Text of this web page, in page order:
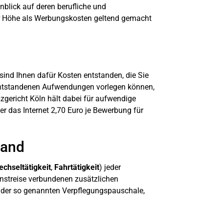
auf deren berufliche und
als Werbungskosten geltend gemacht
Ihnen dafür Kosten entstanden, die Sie
Aufwendungen vorlegen können,
Köln hält dabei für aufwendige
das Internet 2,70 Euro je Bewerbung für
, Fahrtätigkeit) jeder
verbundenen zusätzlichen
so genannten Verpflegungspauschale,